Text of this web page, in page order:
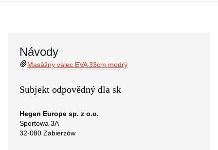
Návody
Masážny valec EVA 33cm modrý
Subjekt odpovědný dla sk
Hegen Europe sp. z o.o.
Sportowa 3A
32-080 Zabierzów